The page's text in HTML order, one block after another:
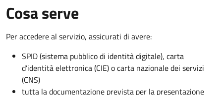
Cosa serve
Per accedere al servizio, assicurati di avere:
SPID (sistema pubblico di identità digitale), carta
d’identità elettronica (CIE) o carta nazionale dei servizi
(CNS)
tutta la documentazione prevista per la presentazione